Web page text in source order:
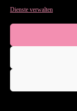
Dienste verwalten
Einreichen